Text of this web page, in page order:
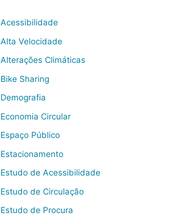
Acessibilidade
Alta Velocidade
Alterações Climáticas
Bike Sharing
Demografia
Economia Circular
Espaço Público
Estacionamento
Estudo de Acessibilidade
Estudo de Circulação
Estudo de Procura